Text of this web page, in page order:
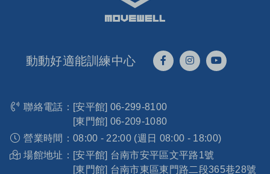
動動好適能訓練中心
聯絡電話： [安平館] 06-299-8100
[東門館] 06-209-1080
營業時間： 08:00 - 22:00 (週日 08:00 - 18:00)
場館地址： [安平館] 台南市安平區文平路1號
[東門館] 台南市東區東門路二段365巷28號